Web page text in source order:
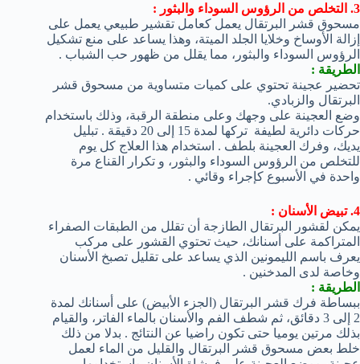
3. التخلص من الرؤوس السوداء والبثور :
مسحوق قشر البرتقال يعمل كعامل تقشير طبيعي يعمل على
إزالة الأوساخ وخلايا الجلد الميتة، وهذا يساعد على منع تشكيل
الرؤوس السوداء والبثور، مما يقلل من ظهور حب الشباب .
الطريقة :
تحضير عجينة تحتوي على كميات متساوية من مسحوق قشر
البرتقال والزبادي.
وضع العجينة على وجهك وعلى منطقة الرقبة، وذلك باستخدام
حركات دائرية لطيفة تركها لمدة 15 إلى 20 دقيقة . تبليل
يديك، وفرك العجينة بلطف . استخدام هذا العلاج كل يوم
للتخلص من الرؤوس السوداء والبثور، و تكرار القناع مرة
واحدة في الأسبوع كإجراء وقائي .
4. تبيض الأسنان :
يمكن لقشور البرتقال الطازجة أن تقلل من الطبقات الصفراء
المتراكمة على أسنانك، حيث تحتوي القشور على مركب
يعرف باسم الليمونين الذي يساعد على تقليل تصبخ الأسنان
وخاصة لدى المدخنين .
الطريقة :
ببساطة فرك قشر البرتقال (الجزء الأبيض) على أسنانك لمدة
2 إلى 3 دقائق، ثم شطف الفم والأسنان بالماء الفاتر، والقيام
بذلك مرتين يوميا حتى تكون راضيا عن النتائج . بدلا من ذلك
خلط بعض مسحوق قشر البرتقال والقليل من الماء لعمل